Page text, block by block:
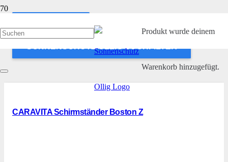
Produktwurde deinem
Warenkorb hinzugefügt.
SONNENSCHUTZ OLLIG SUCHFILTER
CARAVITA Schirmständer Boston Z